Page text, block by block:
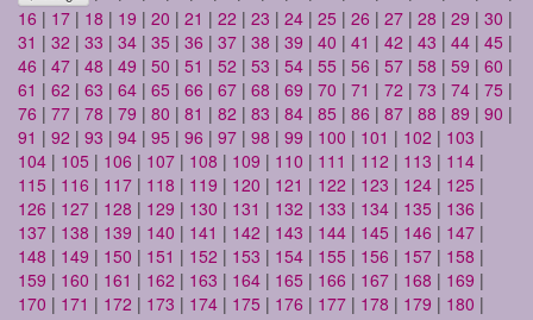
16 | 17 | 18 | 19 | 20 | 21 | 22 | 23 | 24 | 25 | 26 | 27 | 28 | 29 | 30 |
31 | 32 | 33 | 34 | 35 | 36 | 37 | 38 | 39 | 40 | 41 | 42 | 43 | 44 | 45 |
46 | 47 | 48 | 49 | 50 | 51 | 52 | 53 | 54 | 55 | 56 | 57 | 58 | 59 | 60 |
61 | 62 | 63 | 64 | 65 | 66 | 67 | 68 | 69 | 70 | 71 | 72 | 73 | 74 | 75 |
76 | 77 | 78 | 79 | 80 | 81 | 82 | 83 | 84 | 85 | 86 | 87 | 88 | 89 | 90 |
91 | 92 | 93 | 94 | 95 | 96 | 97 | 98 | 99 | 100 | 101 | 102 | 103 |
104 | 105 | 106 | 107 | 108 | 109 | 110 | 111 | 112 | 113 | 114 |
115 | 116 | 117 | 118 | 119 | 120 | 121 | 122 | 123 | 124 | 125 |
126 | 127 | 128 | 129 | 130 | 131 | 132 | 133 | 134 | 135 | 136 |
137 | 138 | 139 | 140 | 141 | 142 | 143 | 144 | 145 | 146 | 147 |
148 | 149 | 150 | 151 | 152 | 153 | 154 | 155 | 156 | 157 | 158 |
159 | 160 | 161 | 162 | 163 | 164 | 165 | 166 | 167 | 168 | 169 |
170 | 171 | 172 | 173 | 174 | 175 | 176 | 177 | 178 | 179 | 180 |